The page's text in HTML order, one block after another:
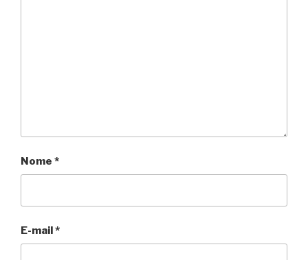
Nome *
E-mail*